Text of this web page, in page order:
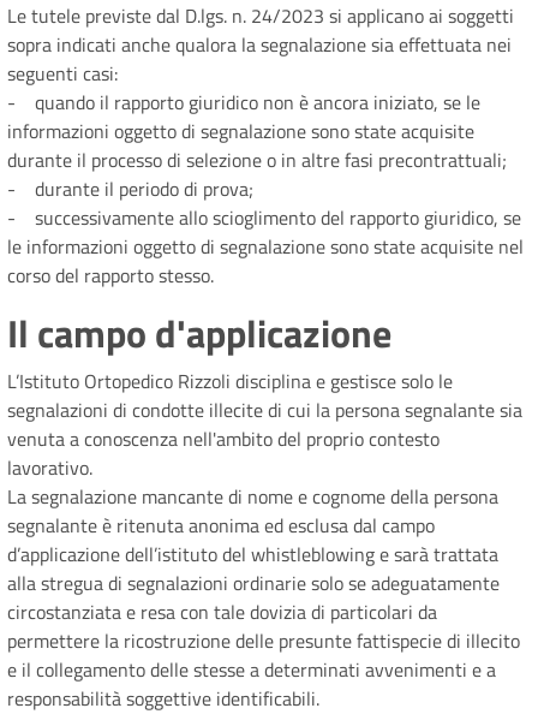
Le tutele previste dal D.lgs. n. 24/2023 si applicano ai soggetti
sopra indicati anche qualora la segnalazione sia effettuata nei
seguenti casi:
- quando il rapporto giuridico non è ancora iniziato, se le
informazioni oggetto di segnalazione sono state acquisite
durante il processo di selezione o in altre fasi precontrattuali;
- durante il periodo di prova;
- successivamente allo scioglimento del rapporto giuridico, se
le informazioni oggetto di segnalazione sono state acquisite nel
corso del rapporto stesso.
Il campo d'applicazione
L’Istituto Ortopedico Rizzoli disciplina e gestisce solo le
segnalazioni di condotte illecite di cui la persona segnalante sia
venuta a conoscenza nell'ambito del proprio contesto
lavorativo.
La segnalazione mancante di nome e cognome della persona
segnalante è ritenuta anonima ed esclusa dal campo
d’applicazione dell’istituto del whistleblowing e sarà trattata
alla stregua di segnalazioni ordinarie solo se adeguatamente
circostanziata e resa con tale dovizia di particolari da
permettere la ricostruzione delle presunte fattispecie di illecito
e il collegamento delle stesse a determinati avvenimenti e a
responsabilità soggettive identificabili.